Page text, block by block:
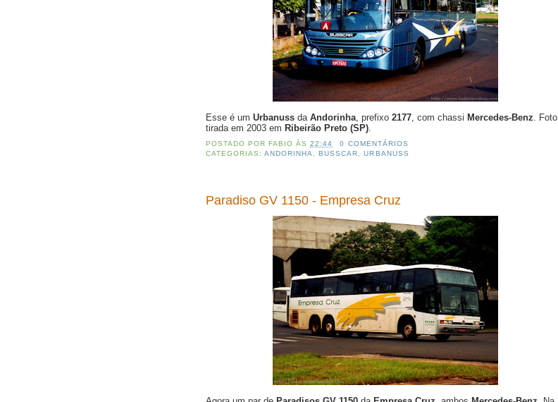
Esse é um Urbanuss da Andorinha, prefixo 2177, com chassi Mercedes-Benz. Foto
tirada em 2003 em Ribeirão Preto (SP).
POSTADO PORFABIO ÀS22:44
0 COMENTÁRIOS
CATEGORIAS:ANDORINHA ,BUSSCAR ,URBANUSS
Paradiso GV 1150 - Empresa Cruz